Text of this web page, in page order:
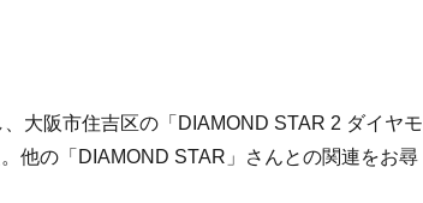
大阪市住吉区の「DIAMOND STAR 2 ダイヤモ
他の「DIAMOND STAR」さんとの関連をお尋